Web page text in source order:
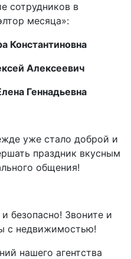
сотрудников в
месяца»:
Константиновна
Алексеевич
Геннадьевна
уже стало доброй и
праздник вкусным
общения!
безопасно! Звоните и
с недвижимостью!
нашего агентства